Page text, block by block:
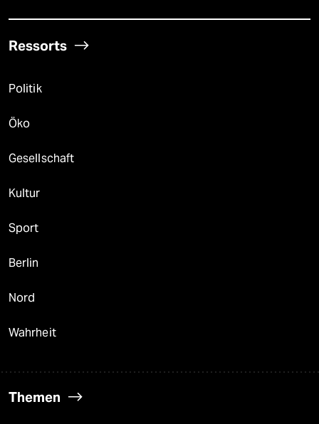
Ressorts
Politik
Öko
Gesellschaft
Kultur
Sport
Berlin
Nord
Wahrheit
Themen